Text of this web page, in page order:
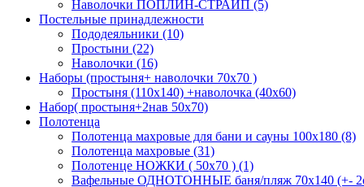
Наволочки ПОПЛИН-СТРАЙП (5)
Постельные принадлежности
Пододеяльники (10)
Простыни (22)
Наволочки (16)
Наборы (простыня+ наволочки 70х70 )
Простыня (110х140) +наволочка (40х60)
Набор( простыня+2нав 50х70)
Полотенца
Полотенца махровые для бани и сауны 100х180 (8)
Полотенца махровые (31)
Полотенце НОЖКИ ( 50х70 ) (1)
Вафельные ОДНОТОННЫЕ баня/пляж 70х140 (+-